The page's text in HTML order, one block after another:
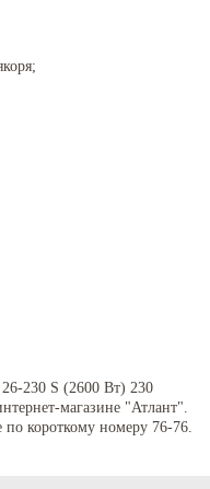
230 S (2600 Вт) 230
магазине "Атлант".
короткому номеру 76-76.